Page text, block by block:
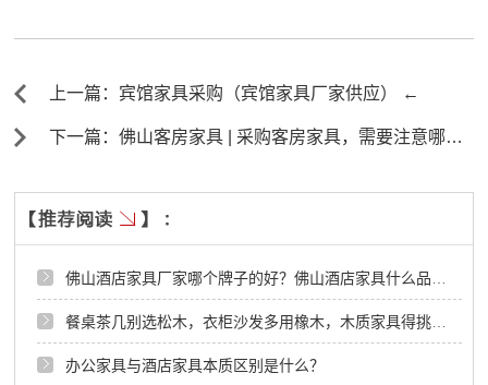
上一篇：宾馆家具采购（宾馆家具厂家供应） ←
下一篇：佛山客房家具 | 采购客房家具，需要注意哪
办公家具与酒店家具本质区别是什么？